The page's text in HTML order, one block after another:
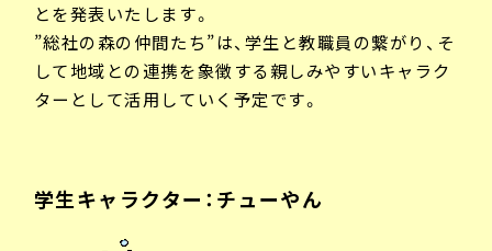
とを発表いたします。
”総社の森の仲間たち”は、学生と教職員の繋がり、そ
して地域との連携を象徴する親しみやすいキャラク
ターとして活用していく予定です。
学生キャラクター：チューやん